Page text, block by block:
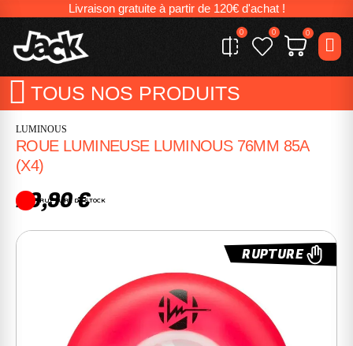
Livraison gratuite à partir de 120€ d'achat !
0 0 0
TOUS NOS PRODUITS
LUMINOUS
ROUE LUMINEUSE LUMINOUS 76MM 85A
(X4)
29,90 €
RUPTURE DE STOCK
RUPTURE